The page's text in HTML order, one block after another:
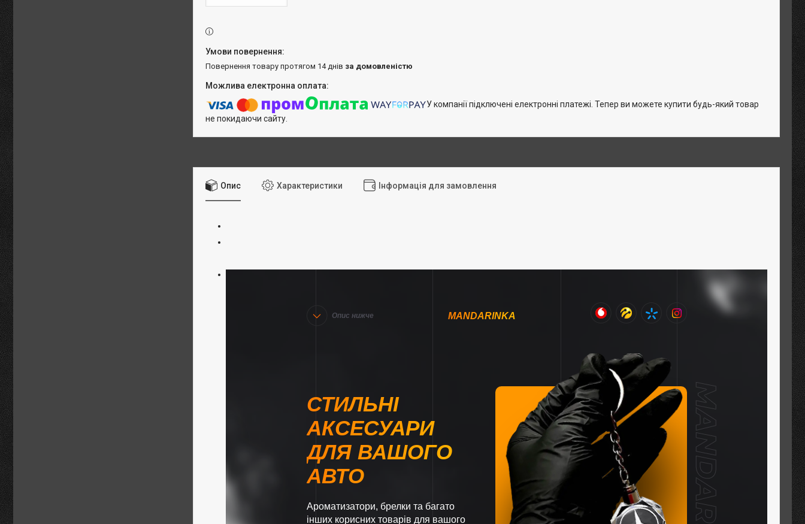
повернення товару протягом 14 днів за домовленістю
У компанії підключені електронні платежі. Тепер ви можете купити будь-який товар
не покидаючи сайту.
Опис Характеристики Інформація для замовлення
Опис нижче MANDARINKA
СТИЛЬНІ
АКСЕСУАРИ
ДЛЯ ВАШОГО
АВТО
Ароматизатори, брелки та багато
інших корисних товарів для вашого